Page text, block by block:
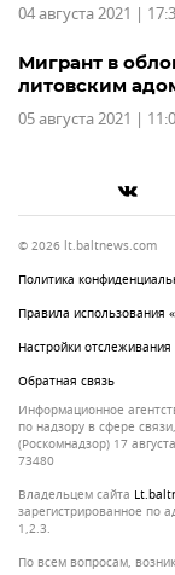
04 августа 2021 |
Мигрант в
литовским
05 августа 2021 |
© 2026 lt.baltnews.com
Политика
Правила использования
Настройки отслеживания
Обратная связь
Информационное
по надзору в сфере
(Роскомнадзор) 17
73480
Владельцем сайта
зарегистрированное по
1,2.3.
По всем вопросам,